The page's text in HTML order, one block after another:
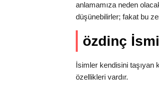
anlamamıza neden
düşünebilirler; fakat bu
özdinç
İsimler kendisini taşıyan
özellikleri vardır.